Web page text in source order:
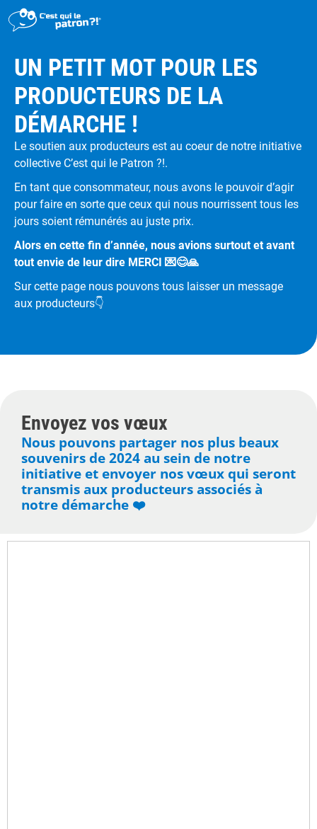
DÉMARCHE
PRODUITS
POINTS DE VENTE
PARTICIPER
ME CONNECTER / ADHÉRER
UN PETIT MOT POUR LES
PRODUCTEURS DE LA
DÉMARCHE !​
Le soutien aux producteurs est au coeur de notre initiative
collective C’est qui le Patron ?!.
En tant que consommateur, nous avons le pouvoir d’agir
pour faire en sorte que ceux qui nous nourrissent tous les
jours soient rémunérés au juste prix.
Alors en cette fin d’année, nous avions surtout et avant
tout envie de leur dire MERCI 💌😊🙏
Sur cette page nous pouvons tous laisser un message
aux producteurs👇
Envoyez vos vœux
Nous pouvons partager nos plus beaux
souvenirs de 2024 au sein de notre
initiative et envoyer nos vœux qui seront
transmis aux producteurs associés à
notre démarche ❤️